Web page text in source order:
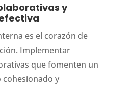
y
es el corazón de
Implementar
que fomenten un
y